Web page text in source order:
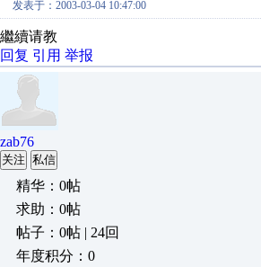
发表于：2003-03-04 10:47:00
繼續请教
回复 引用 举报
zab76
关注 私信
精华：0帖
求助：0帖
帖子：0帖 | 24回
年度积分：0